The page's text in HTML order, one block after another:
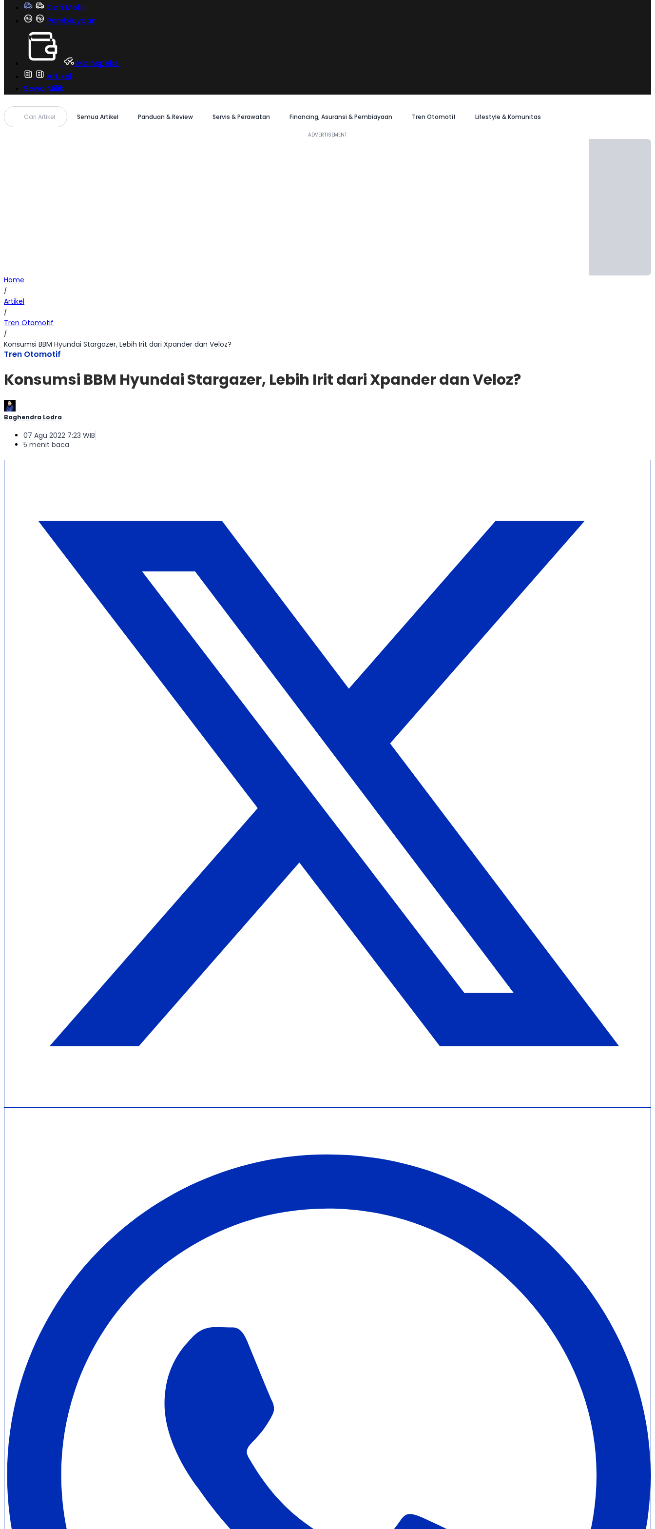
Cari Mobil
Pembiayaan
MoInspeksi
Artikel
Sewa Milik
Cari Artikel Semua Artikel Panduan & Review Servis & Perawatan Financing, Asuransi & Pembiayaan Tren Otomotif Lifestyle & Komunitas
Home
/
Artikel
/
Tren Otomotif
/
Konsumsi BBM Hyundai Stargazer, Lebih Irit dari Xpander dan Veloz?
Tren Otomotif
Konsumsi BBM Hyundai Stargazer, Lebih Irit dari Xpander dan Veloz?
Baghendra Lodra
07 Agu 2022 7:23 WIB
5 menit baca